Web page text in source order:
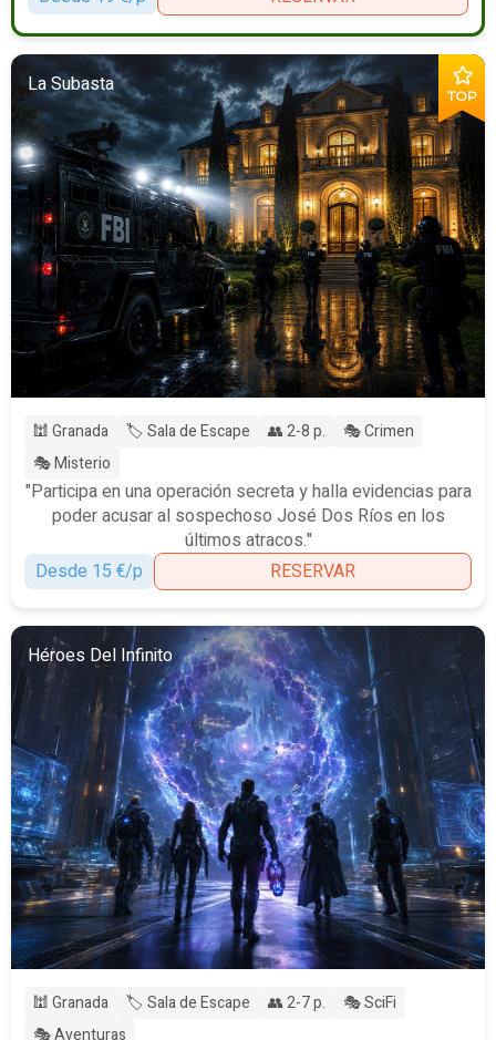
TOP
La Subasta
🕍 Granada 🏷️ Sala de Escape 👥 2-8 p.
🎭 Crimen
🎭 Misterio
"Participa en una operación secreta y halla evidencias para
poder acusar al sospechoso José Dos Ríos en los
últimos atracos."
Desde 15 €/p
RESERVAR
Héroes Del Infinito
🕍 Granada 🏷️ Sala de Escape 👥 2-7 p.
🎭 SciFi
🎭 Aventuras